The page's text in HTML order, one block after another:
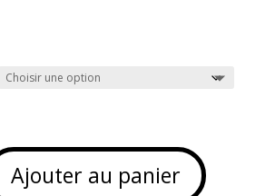
Ajouter au panier